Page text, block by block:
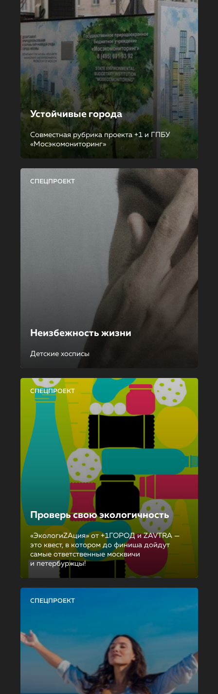
Устойчивые города
Совместная рубрика проекта +1 и ГПБУ
«Мосэкомониторинг»
СПЕЦПРОЕКТ
Неизбежность жизни
Детские хосписы
СПЕЦПРОЕКТ
Проверь свою экологичность
«ЭкологиZAция» от +1ГОРОД и ZAVTRA —
это квест, в котором до финиша дойдут
самые ответственные москвичи
и петербуржцы!
СПЕЦПРОЕКТ